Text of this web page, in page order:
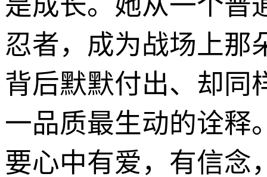
忍者，成为战场上那
背后默默付出、却同
一品质最生动的诠释
要心中有爱，有信念